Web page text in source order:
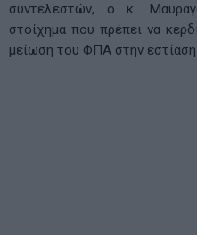
συντελεστών, ο κ.
στοίχημα που πρέπει να
μείωση του ΦΠΑ στην εστίαση